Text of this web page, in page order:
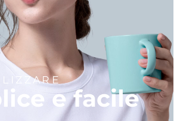
e facile